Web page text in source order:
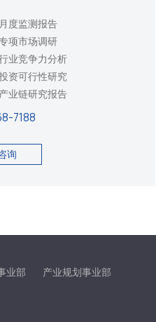
月度监测报告
项市场调研
业竞争力分析
资可行性研究
产业链研究报告
7188
询
业部 产业规划事业部